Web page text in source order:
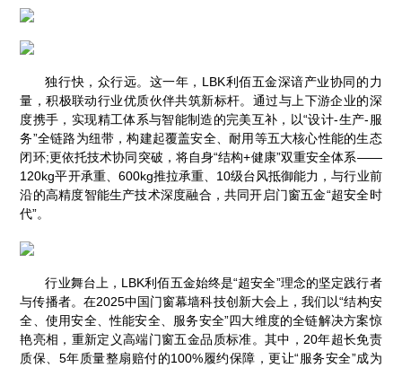
独行快，众行远。这一年，LBK利佰五金深谙产业协同的力
量，积极联动行业优质伙伴共筑新标杆。通过与上下游企业的深
度携手，实现精工体系与智能制造的完美互补，以“设计-生产-服
务”全链路为纽带，构建起覆盖安全、耐用等五大核心性能的生态
闭环;更依托技术协同突破，将自身“结构+健康”双重安全体系——
120kg平开承重、600kg推拉承重、10级台风抵御能力，与行业前
沿的高精度智能生产技术深度融合，共同开启门窗五金“超安全时
代”。
行业舞台上，LBK利佰五金始终是“超安全”理念的坚定践行者
与传播者。在2025中国门窗幕墙科技创新大会上，我们以“结构安
全、使用安全、性能安全、服务安全”四大维度的全链解决方案惊
艳亮相，重新定义高端门窗五金品质标准。其中，20年超长免责
质保、5年质量整扇赔付的100%履约保障，更让“服务安全”成为